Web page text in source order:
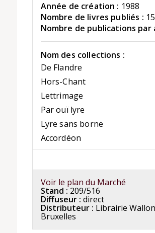
Année de création : 1988
Nombre de livres publiés :
Nombre de publications par
Nom des collections :
De Flandre
Hors-Chant
Lettrimage
Par ouï lyre
Lyre sans borne
Accordéon
Voir le plan du Marché
Stand : 209/516
Diffuseur : direct
Distributeur : Librairie
Bruxelles